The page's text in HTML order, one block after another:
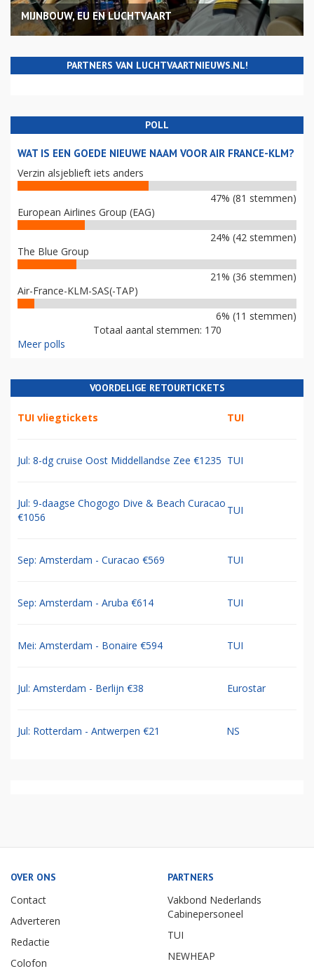
MIJNBOUW, EU EN LUCHTVAART
PARTNERS VAN LUCHTVAARTNIEUWS.NL!
POLL
WAT IS EEN GOEDE NIEUWE NAAM VOOR AIR FRANCE-KLM?
Verzin alsjeblieft iets anders
47% (81 stemmen)
European Airlines Group (EAG)
24% (42 stemmen)
The Blue Group
21% (36 stemmen)
Air-France-KLM-SAS(-TAP)
6% (11 stemmen)
Totaal aantal stemmen: 170
Meer polls
VOORDELIGE RETOURTICKETS
TUI vliegtickets TUI
Jul: 8-dg cruise Oost Middellandse Zee €1235 TUI
Jul: 9-daagse Chogogo Dive & Beach Curacao
€1056
TUI
Sep: Amsterdam - Curacao €569 TUI
Sep: Amsterdam - Aruba €614 TUI
Mei: Amsterdam - Bonaire €594 TUI
Jul: Amsterdam - Berlijn €38 Eurostar
Jul: Rotterdam - Antwerpen €21 NS
OVER ONS
Contact
Adverteren
Redactie
Colofon
PARTNERS
Vakbond Nederlands
Cabinepersoneel
TUI
NEWHEAP